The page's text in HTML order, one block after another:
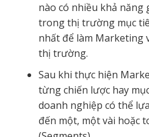
nào có nhiều khả
trong thị trường mục
nhất để làm Marketing
thị trường.
Sau khi thực hiện
từng chiến lược hay
doanh nghiệp có thể
đến một, một vài hoặc